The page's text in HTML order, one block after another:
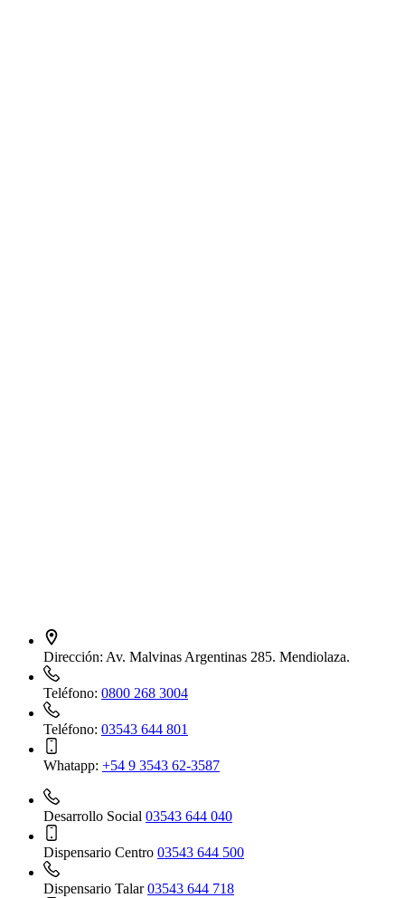
Dirección: Av. Malvinas Argentinas 285. Mendiolaza.
Teléfono: 0800 268 3004
Teléfono: 03543 644 801
Whatapp: +54 9 3543 62-3587
Desarrollo Social 03543 644 040
Dispensario Centro 03543 644 500
Dispensario Talar03543 644 718